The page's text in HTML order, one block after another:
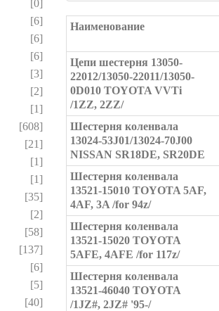
[0]
[6]
[6]
[6]
[3]
[2]
[1]
[608]
[21]
[1]
[1]
[35]
[2]
[58]
[137]
[6]
[5]
[40]
Наименование
Цепи шестерня 13050-
22012/13050-22011/13050-
0D010 TOYOTA VVTi
/1ZZ, 2ZZ/
Шестерня коленвала
13024-53J01/13024-70J00
NISSAN SR18DE, SR20DE
Шестерня коленвала
13521-15010 TOYOTA 5AF,
4AF, 3A /for 94z/
Шестерня коленвала
13521-15020 TOYOTA
5AFE, 4AFE /for 117z/
Шестерня коленвала
13521-46040 TOYOTA
/1JZ#, 2JZ# '95-/